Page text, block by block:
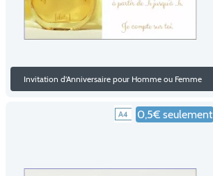
Invitation d'Anniversaire pour Homme ou Femme
0,5€ seulement